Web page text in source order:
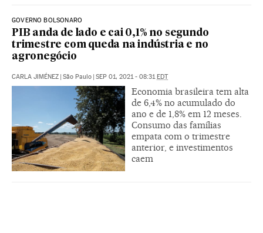
GOVERNO BOLSONARO
PIB anda de lado e cai 0,1% no segundo
trimestre com queda na indústria e no
agronegócio
CARLA JIMÉNEZ São Paulo SEP 01, 2021 - 08:31 EDT
Economia brasileira tem alta
de 6,4% no acumulado do
ano e de 1,8% em 12 meses.
Consumo das famílias
empata com o trimestre
anterior, e investimentos
caem